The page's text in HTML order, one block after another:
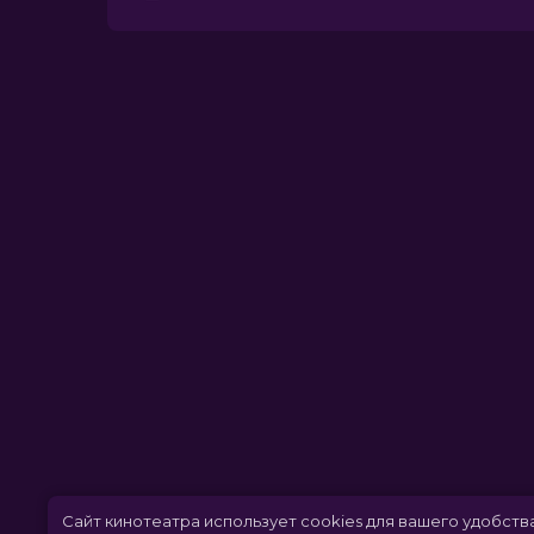
Сайт кинотеатра использует cookies для вашего